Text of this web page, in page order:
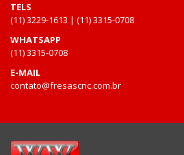
TELS
(11) 3229-1613 | (11) 3315-0708
WHATSAPP
(11) 3315-0708
E-MAIL
contato@fresascnc.com.br